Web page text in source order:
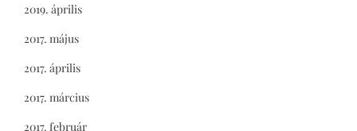
2019. április
2017. május
2017. április
2017. március
2017. február